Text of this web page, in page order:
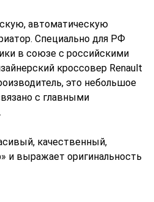
автоматическую
Специально для РФ
в союзе с российскими
кроссовер Renault
это небольшое
с главными
качественный,
и выражает оригинальность